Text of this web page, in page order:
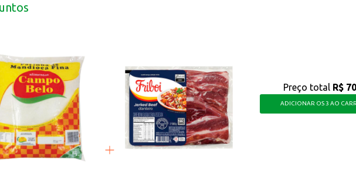
e a apresentação dos pratos.
Preço total R$
ADICIONAR OS 3 AO